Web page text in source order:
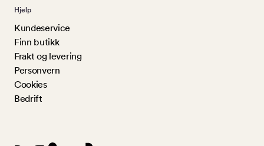
Hjelp
Kundeservice
Finn butikk
Frakt og levering
Personvern
Cookies
Bedrift